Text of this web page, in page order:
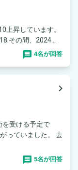
上昇しています。
その間、2024...
4名が回答
navigate_next
を受ける予定で
っていました。 去
5名が回答